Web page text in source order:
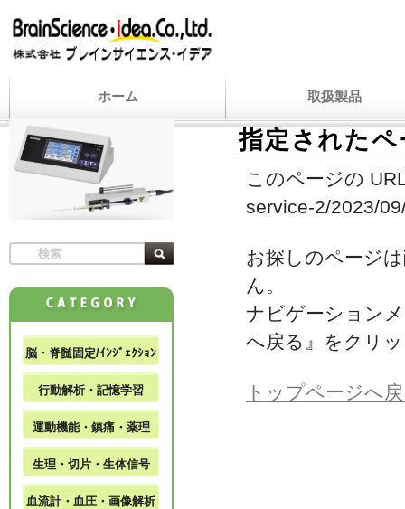
ホーム 取扱製品
指定された
このページの
service-2/2023/
お探しのページ
ん。
ナビゲーション
へ戻る』をクリ
トップページへ
脳・脊髄固定/ｲﾝｼﾞｪｸｼｮﾝ
行動解析・記憶学習
運動機能・鎮痛・薬理
生理・切片・生体信号
血流計・血圧・画像解析